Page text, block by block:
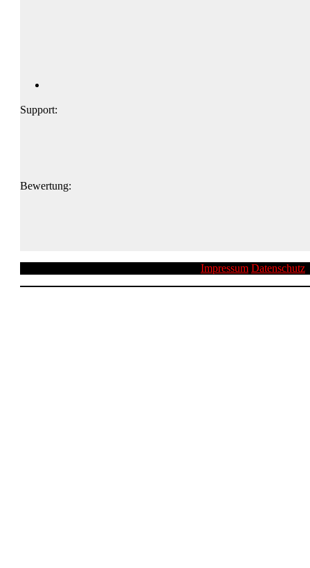
Support:
Bewertung:
Impressum Datenschutz